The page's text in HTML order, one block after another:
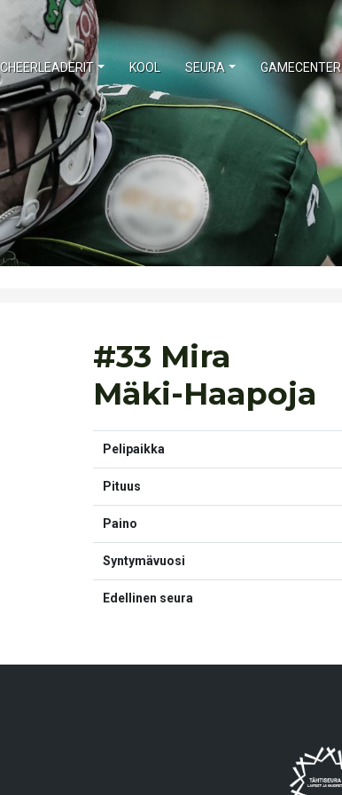
CHEERLEADERIT KOOL SEURA GAMECENTER
#33 Mira
Mäki-Haapoja
Pelipaikka
Pituus
Paino
Syntymävuosi
Edellinen seura